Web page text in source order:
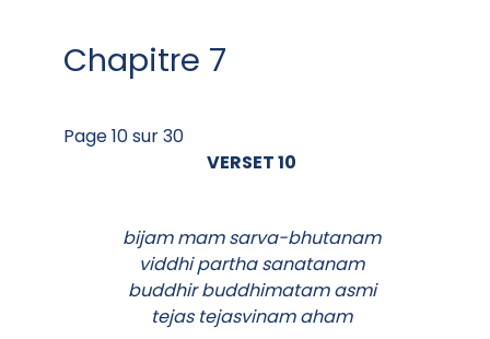
Chapitre 7
Page 10 sur 30
VERSET 10
bijam mam sarva-bhutanam
viddhi partha sanatanam
buddhir buddhimatam asmi
tejas tejasvinam aham